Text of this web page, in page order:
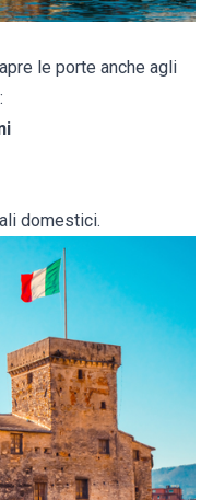
le porte anche agli
domestici.